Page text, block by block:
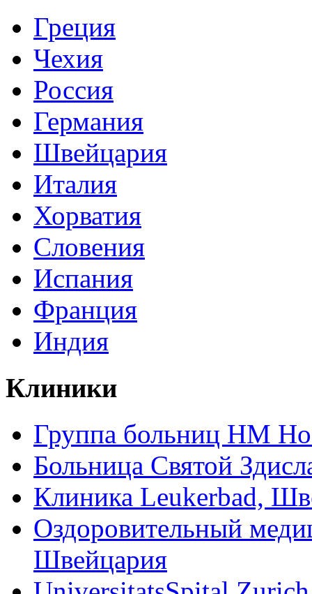
Греция
Чехия
Россия
Германия
Швейцария
Италия
Хорватия
Словения
Испания
Франция
Индия
Клиники
Группа больниц HM
Больница Святой
Клиника Leukerbad,
Оздоровительный
Швейцария